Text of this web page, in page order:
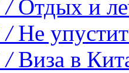
/ Отдых и
/ Не
/ Виза в